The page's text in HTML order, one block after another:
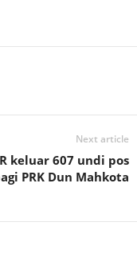
Next article
keluar 607 undi pos
PRK Dun Mahkota